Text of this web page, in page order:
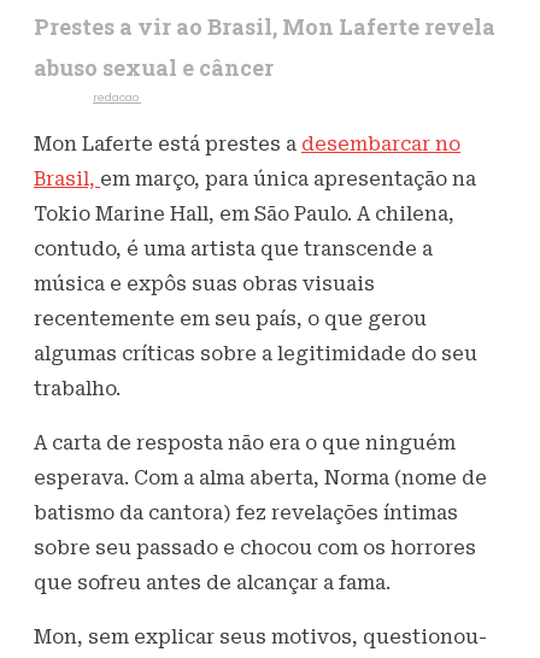
Prestes a vir ao Brasil, Mon Laferte revela
abuso sexual e câncer
redacao
Mon Laferte está prestes a desembarcar no
Brasil, em março, para única apresentação na
Tokio Marine Hall, em São Paulo. A chilena,
contudo, é uma artista que transcende a
música e expôs suas obras visuais
recentemente em seu país, o que gerou
algumas críticas sobre a legitimidade do seu
trabalho.
A carta de resposta não era o que ninguém
esperava. Com a alma aberta, Norma (nome de
batismo da cantora) fez revelações íntimas
sobre seu passado e chocou com os horrores
que sofreu antes de alcançar a fama.
Mon, sem explicar seus motivos, questionou-